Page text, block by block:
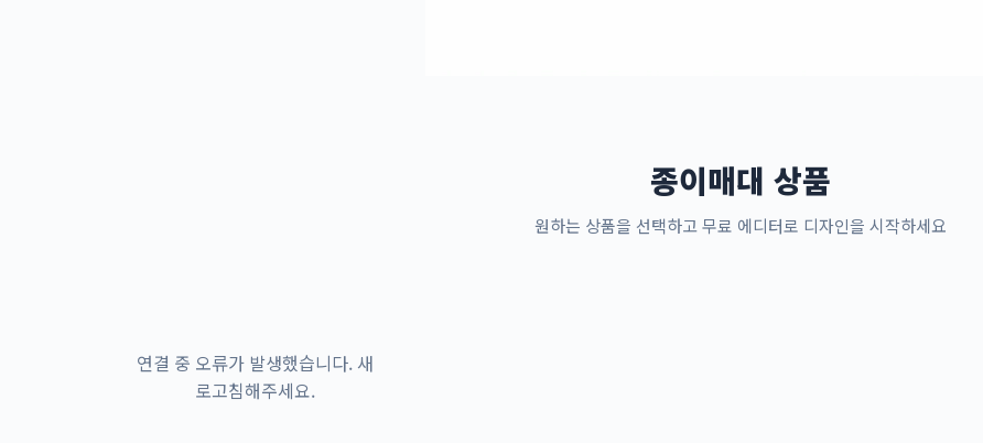
종이매대 상품
원하는 상품을 선택하고 무료 에디터로 디자인을 시작하세요
연결 중 오류가 발생했습니다. 새
로고침해주세요.